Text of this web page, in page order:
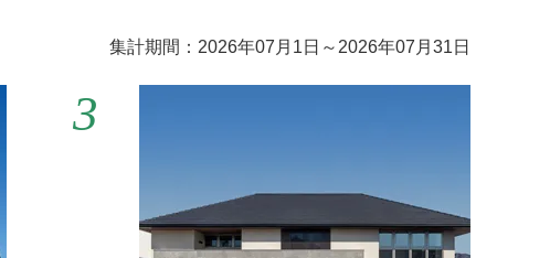
集計期間：2026年07月1日～2026年07月31日